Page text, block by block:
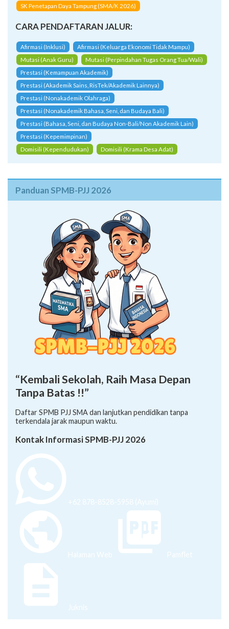
SK Penetapan Daya Tampung (SMA/K 2026)
CARA PENDAFTARAN JALUR:
Afirmasi (Inklusi)
Afirmasi (Keluarga Ekonomi Tidak Mampu)
Mutasi (Anak Guru)
Mutasi (Perpindahan Tugas Orang Tua/Wali)
Prestasi (Kemampuan Akademik)
Prestasi (Akademik Sains, RisTek/Akademik Lainnya)
Prestasi (Nonakademik Olahraga)
Prestasi (Nonakademik Bahasa, Seni, dan Budaya Bali)
Prestasi (Bahasa, Seni, dan Budaya Non-Bali/Non Akademik Lain)
Prestasi (Kepemimpinan)
Domisili (Kependudukan)
Domisili (Krama Desa Adat)
Panduan SPMB-PJJ 2026
“Kembali Sekolah, Raih Masa Depan
Tanpa Batas !!”
Daftar SPMB PJJ SMA dan lanjutkan pendidikan tanpa
terkendala jarak maupun waktu.
Kontak Informasi SPMB-PJJ 2026
+62 878-8528-5958 (Ayumi)
Halaman Web Pamflet
Juknis